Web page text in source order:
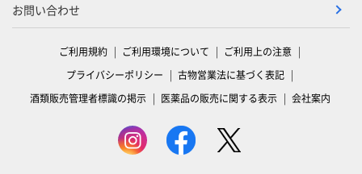
お問い合わせ
ご利用規約 ご利用環境について
ご利用上の注意
プライバシーポリシー
古物営業法に基づく表記
酒類販売管理者標識の掲示
医薬品の販売に関する表示 会社案内